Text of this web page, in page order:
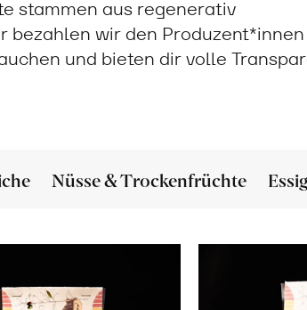
stammen aus regenerativ
bezahlen wir den
und bieten dir volle
Nüsse & Trockenfrüchte